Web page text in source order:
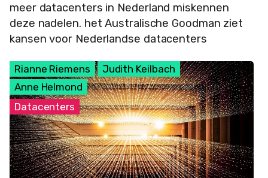
meer datacenters in Nederland miskennen
deze nadelen. het Australische Goodman ziet
kansen voor Nederlandse datacenters
Rianne Riemens
Judith Keilbach
Anne Helmond
Datacenters